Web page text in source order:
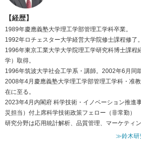
【経歴】
1989年慶應義塾大学理工学部管理工学科卒業。
1992年ロチェスター大学経営大学院修士課程修了。
1996年東京工業大学大学院理工学研究科博士課程
学）取得。
1996年筑波大学社会工学系・講師。2002年6月同
2008年4月慶應義塾大学理工学部管理工学科・准
在に至る。
2023年4月内閣府 科学技術・イノベーション推進
災担当）付上席科学技術政策フェロー（非常勤）
研究分野は応用統計解析、品質管理、マーケティン
≫鈴木研